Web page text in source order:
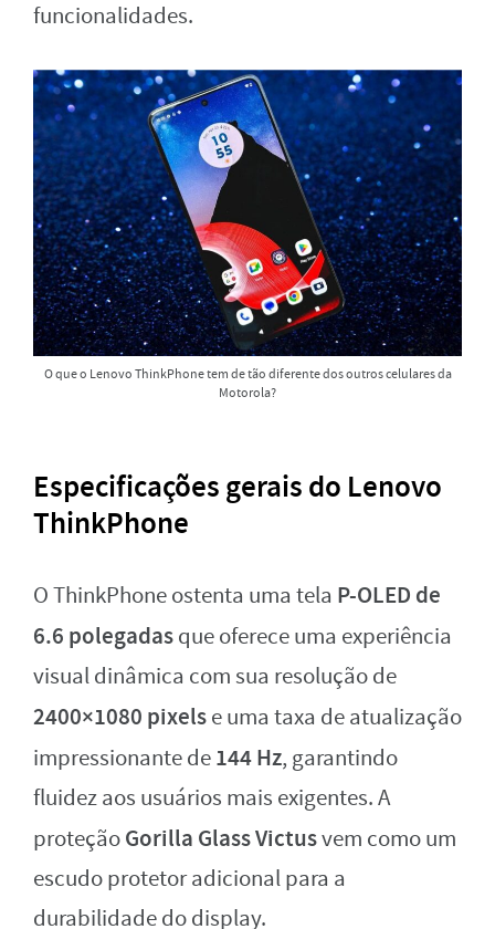
funcionalidades.
O que o Lenovo ThinkPhone tem de tão diferente dos outros celulares da
Motorola?
Especificações gerais do Lenovo
ThinkPhone
O ThinkPhone ostenta uma tela P-OLED de
6.6 polegadasque oferece uma experiência
visual dinâmica com sua resolução de
2400×1080 pixelse uma taxa de atualização
impressionante de144 Hz, garantindo
fluidez aos usuários mais exigentes. A
proteçãoGorilla Glass Victusvem como um
escudo protetor adicional para a
durabilidade do display.